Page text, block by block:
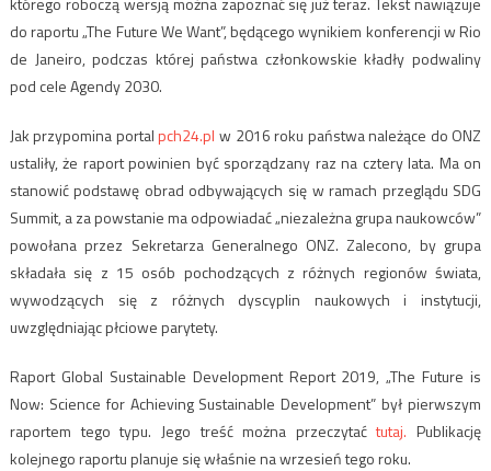
do raportu „The Future We Want”, będącego wynikiem konferencji w Rio
de Janeiro, podczas której państwa członkowskie kładły podwaliny
pod cele Agendy 2030.
Jak przypomina portalpch24.pl w 2016 roku państwa należące do ONZ
ustaliły, że raport powinien być sporządzany raz na cztery lata. Ma on
stanowić podstawę obrad odbywających się w ramach przeglądu SDG
Summit, a za powstanie ma odpowiadać „niezależna grupa naukowców”
powołana przez Sekretarza Generalnego ONZ. Zalecono, by grupa
składała się z 15 osób pochodzących z różnych regionów świata,
wywodzących się z różnych dyscyplin naukowych i instytucji,
uwzględniając płciowe parytety.
Raport Global Sustainable Development Report 2019, „The Future is
Now: Science for Achieving Sustainable Development” był pierwszym
raportem tego typu. Jego treść można przeczytaćtutaj. Publikację
kolejnego raportu planuje się właśnie na wrzesień tego roku.